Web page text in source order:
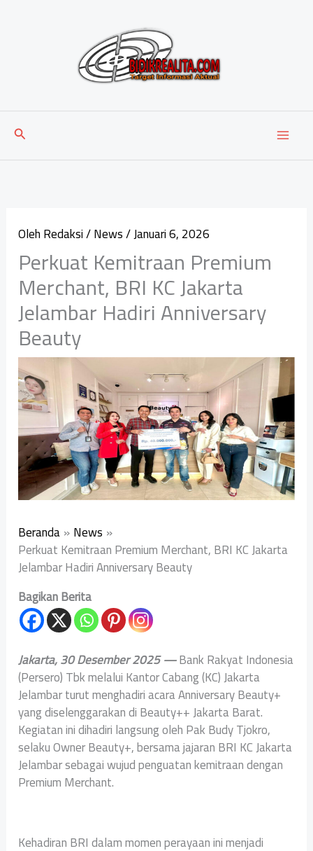
Cari
OlehRedaksi/News/Januari 6, 2026
Perkuat Kemitraan Premium
Merchant, BRI KC Jakarta
Jelambar Hadiri Anniversary
Beauty
Beranda News
Perkuat Kemitraan Premium Merchant, BRI KC Jakarta
Jelambar Hadiri Anniversary Beauty
Bagikan Berita
Jakarta, 30 Desember 2025 —Bank Rakyat Indonesia
(Persero) Tbk melalui Kantor Cabang (KC) Jakarta
Jelambar turut menghadiri acara Anniversary Beauty+
yang diselenggarakan di Beauty++ Jakarta Barat.
Kegiatan ini dihadiri langsung oleh Pak Budy Tjokro,
selaku Owner Beauty+, bersama jajaran BRI KC Jakarta
Jelambar sebagai wujud penguatan kemitraan dengan
Premium Merchant.
Kehadiran BRI dalam momen perayaan ini menjadi